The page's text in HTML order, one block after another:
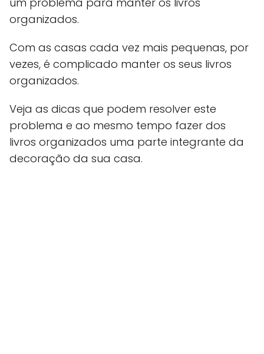
organizados.
Com as casas cada vez mais pequenas, por
vezes, é complicado manter os seus livros
organizados.
Veja as dicas que podem resolver este
problema e ao mesmo tempo fazer dos
livros organizados uma parte integrante da
decoração da sua casa.